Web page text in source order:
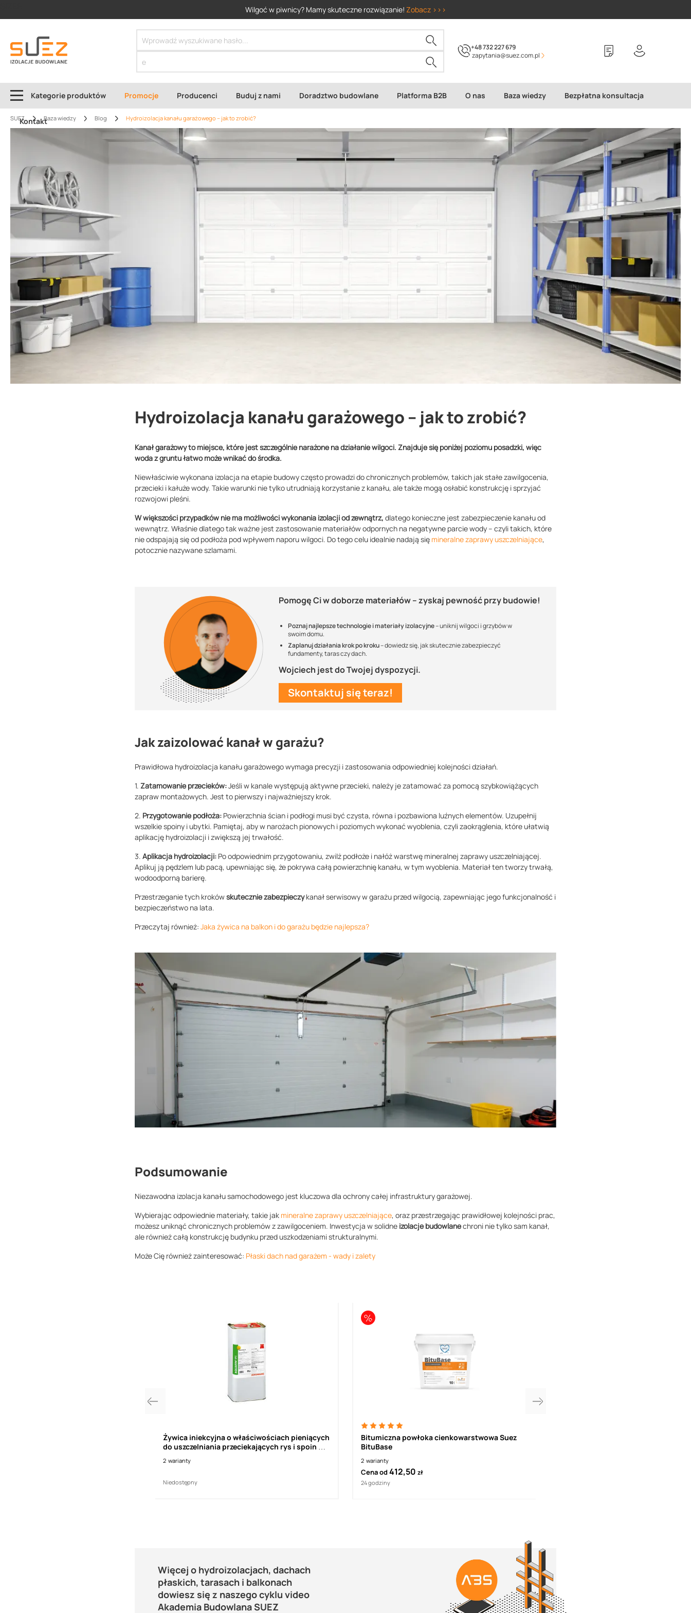
Wilgoć w piwnicy? Mamy skuteczne rozwiązanie! Zobacz >>>
+48 732 227 679
zapytania@suez.com.pl
Kategorie produktów Promocje Producenci Buduj z nami Doradztwo budowlane Platforma B2B O nas Baza wiedzy Bezpłatna konsultacja
Kontakt
SUEZ Baza wiedzy Blog Hydroizolacja kanału garażowego – jak to zrobić?
Hydroizolacja kanału garażowego – jak to zrobić?
Kanał garażowy to miejsce, które jest szczególnie narażone na działanie wilgoci. Znajduje się poniżej poziomu posadzki, więc
woda z gruntu łatwo może wnikać do środka.
Niewłaściwie wykonana izolacja na etapie budowy często prowadzi do chronicznych problemów, takich jak stałe zawilgocenia,
przecieki i kałuże wody. Takie warunki nie tylko utrudniają korzystanie z kanału, ale także mogą osłabić konstrukcję i sprzyjać
rozwojowi pleśni.
W większości przypadków nie ma możliwości wykonania izolacji od zewnątrz, dlatego konieczne jest zabezpieczenie kanału od
wewnątrz. Właśnie dlatego tak ważne jest zastosowanie materiałów odpornych na negatywne parcie wody – czyli takich, które
nie odspajają się od podłoża pod wpływem naporu wilgoci. Do tego celu idealnie nadają się mineralne zaprawy uszczelniające,
potocznie nazywane szlamami.
Pomogę Ci w doborze materiałów – zyskaj pewnośćprzy budowie!
Poznaj najlepsze technologie i materiały izolacyjne– uniknij wilgoci i grzybów w
swoim domu.
Zaplanuj działania krok po kroku– dowiedz się, jak skutecznie zabezpieczyć
fundamenty, taras czy dach.
Wojciech jest do Twojej dyspozycji.
Skontaktuj się teraz!
Jak zaizolować kanał w garażu?
Prawidłowa hydroizolacja kanału garażowego wymaga precyzji i zastosowania odpowiedniej kolejności działań.
1. Zatamowanie przecieków:Jeśli w kanale występują aktywne przecieki, należy je zatamować za pomocą szybkowiążących
zapraw montażowych. Jest to pierwszy i najważniejszy krok.
2. Przygotowanie podłoża: Powierzchnia ścian i podłogi musi być czysta, równa i pozbawiona luźnych elementów. Uzupełnij
wszelkie spoiny i ubytki. Pamiętaj, aby w narożach pionowych i poziomych wykonać wyoblenia, czyli zaokrąglenia, które ułatwią
aplikację hydroizolacji i zwiększą jej trwałość.
3. Aplikacja hydroizolacji: Po odpowiednim przygotowaniu, zwilż podłoże i nałóż warstwę mineralnej zaprawy uszczelniającej.
Aplikuj ją pędzlem lub pacą, upewniając się, że pokrywa całą powierzchnię kanału, w tym wyoblenia. Materiał ten tworzy trwałą,
wodoodporną barierę.
Przestrzeganie tych krokówskutecznie zabezpieczykanał serwisowy w garażu przed wilgocią, zapewniając jego funkcjonalność i
bezpieczeństwo na lata.
Przeczytaj również: Jaka żywica na balkon i do garażu będzie najlepsza?
Podsumowanie
Niezawodna izolacja kanału samochodowego jest kluczowa dla ochrony całej infrastruktury garażowej.
Wybierając odpowiednie materiały, takie jak mineralne zaprawy uszczelniające, oraz przestrzegając prawidłowej kolejności prac,
możesz uniknąć chronicznych problemów z zawilgoceniem. Inwestycja w solidne izolacje budowlanechroni nie tylko sam kanał,
ale również całą konstrukcję budynku przed uszkodzeniami strukturalnymi.
Może Cię również zainteresować: Płaski dach nad garażem - wady i zalety
Żywica iniekcyjna o właściwościach pieniących
do uszczelniania przeciekających rys i spoin w
2 warianty
Niedostępny
Bitumiczna powłoka cienkowarstwowa Suez
BituBase
2 warianty
Cena od412,50 zł
24 godziny
Więcej o hydroizolacjach, dachach
płaskich, tarasach i balkonach
dowiesz się z naszego cyklu video
Akademia Budowlana SUEZ